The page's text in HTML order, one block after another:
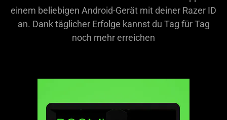
einem beliebigen Android-Gerät mit deiner Razer ID
an. Dank täglicher Erfolge kannst du Tag für Tag
noch mehr erreichen